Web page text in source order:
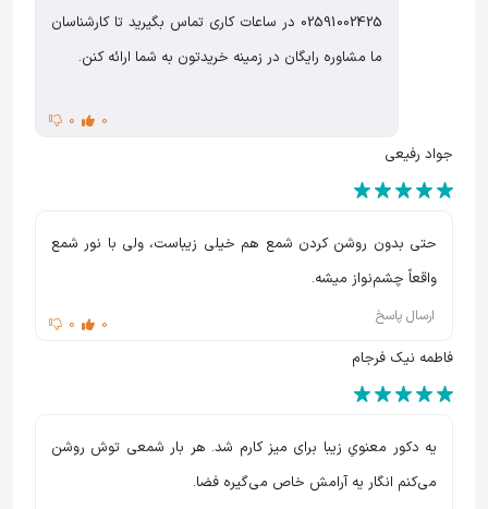
02591002425 در ساعات کاری تماس بگیرید تا کارشناسان
ما مشاوره رایگان در زمینه خریدتون به شما ارائه کنن.
0
0
جواد رفیعی
حتی بدون روشن کردن شمع هم خیلی زیباست، ولی با نور شمع
واقعاً چشم‌نواز میشه.
0
0 ارسال پاسخ
فاطمه نیک فرجام
یه دکور معنویِ زیبا برای میز کارم شد. هر بار شمعی توش روشن
می‌کنم انگار یه آرامش خاص می‌گیره فضا.